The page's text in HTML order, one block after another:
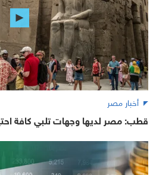
أخبار مصر
قطب: مصر لديها وجهات تلبي كافة